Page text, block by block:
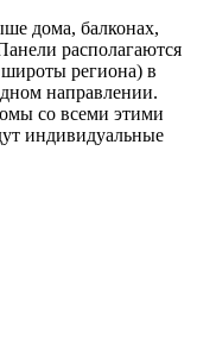
дома, балконах,
располагаются
региона) в
направлении.
со всеми этими
индивидуальные